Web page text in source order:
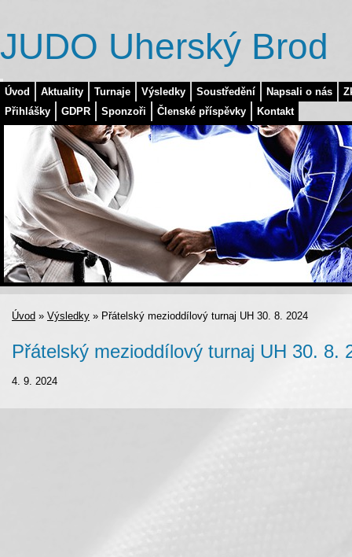
Úvod Aktuality Turnaje Výsledky Soustředění Napsali o nás
Přihlášky
GDPR Sponzoři Členské příspěvky Kontakt
JUDO Uherský Brod
Úvod » Výsledky » Přátelský mezioddílový turnaj UH 30. 8. 2024
Přátelský mezioddílový turnaj UH 30. 8.
4. 9. 2024